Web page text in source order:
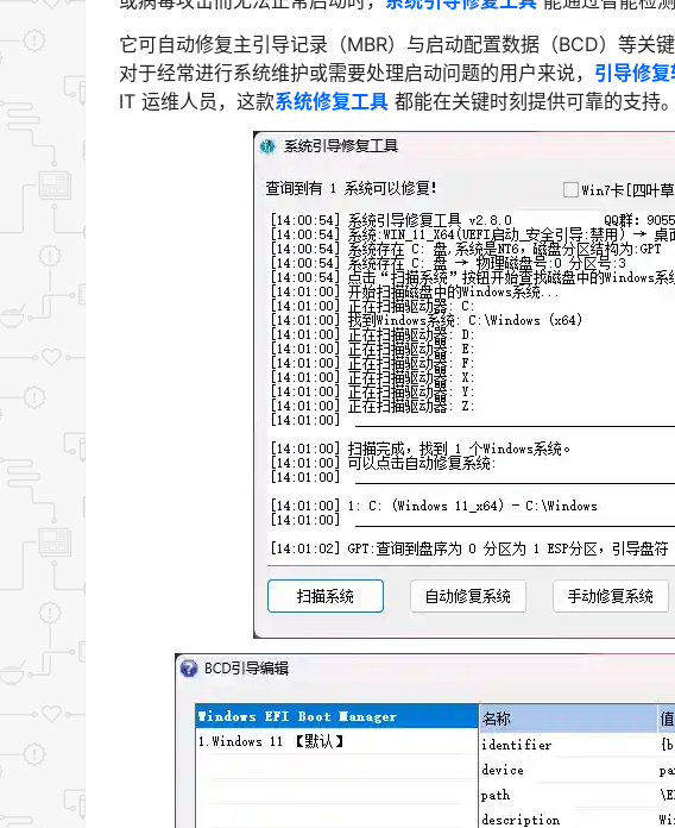
它可自动修复主引导记录（MBR）与启动配置数据（BCD）等关
对于经常进行系统维护或需要处理启动问题的用户来说， 引导修
IT 运维人员，这款系统修复工具 都能在关键时刻提供可靠的支持。